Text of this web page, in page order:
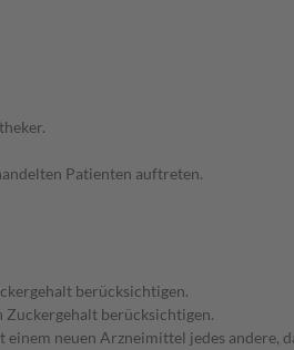
Patienten auftreten.
berücksichtigen.
Zuckergehalt berücksichtigen.
neuen Arzneimittel jedes andere,